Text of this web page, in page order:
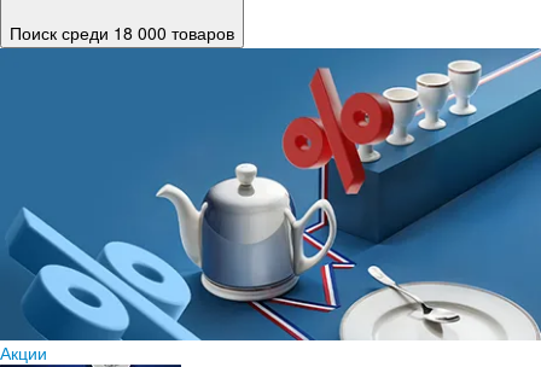
Поиск среди 18 000 товаров
Акции